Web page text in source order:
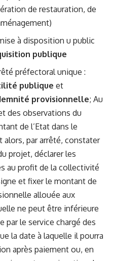
de restauration, de
à disposition u public
publique
préfectoral unique :
publique et
provisionnelle; Au
des observations du
de l’Etat dans le
alors, par arrêté, constater
projet, déclarer les
au profit de la collectivité
et fixer le montant de
allouée aux
ne peut être inférieure
par le service chargé des
la date à laquelle il pourra
après paiement ou, en